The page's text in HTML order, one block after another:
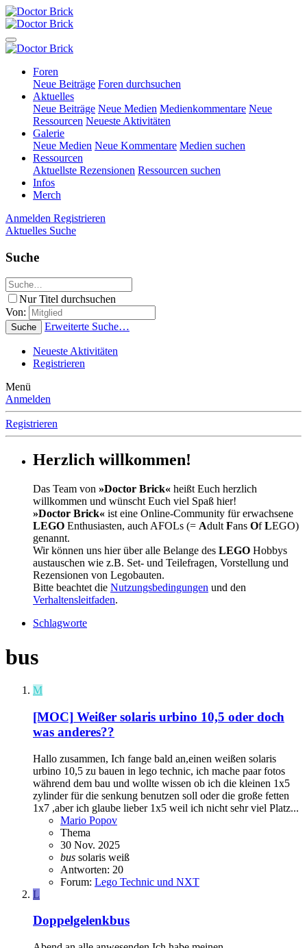
Foren
Neue Beiträge Foren durchsuchen
Aktuelles
Neue Beiträge Neue Medien Medienkommentare Neue
Ressourcen Neueste Aktivitäten
Galerie
Neue Medien Neue Kommentare Medien suchen
Ressourcen
Aktuellste Rezensionen Ressourcen suchen
Infos
Merch
Anmelden Registrieren
Aktuelles Suche
Suche
Nur Titel durchsuchen
Von:
Suche Erweiterte Suche…
Neueste Aktivitäten
Registrieren
Menü
Anmelden
Registrieren
Herzlich willkommen!
Das Team von »Doctor Brick« heißt Euch herzlich
willkommen und wünscht Euch viel Spaß hier!
»Doctor Brick« ist eine Online-Community für erwachsene
LEGO Enthusiasten, auch AFOLs (= Adult Fans OfLEGO)
genannt.
Wir können uns hier über alle Belange des LEGO Hobbys
austauschen wie z.B. Set- und Teilefragen, Vorstellung und
Rezensionen von Legobauten.
Bitte beachtet die Nutzungsbedingungen und den
Verhaltensleitfaden.
Schlagworte
bus
M
[MOC] Weißer solaris urbino 10,5 oder doch
was anderes??
Hallo zusammen, Ich fange bald an,einen weißen solaris
urbino 10,5 zu bauen in lego technic, ich mache paar fotos
während dem bau und wollte wissen ob ich die kleinen 1x5
zylinder für die senkung benutzen soll oder die große fetten
1x7 ,aber ich glaube lieber 1x5 weil ich nicht sehr viel Platz...
Mario Popov
Thema
30 Nov. 2025
bus solaris weiß
Antworten: 20
Forum: Lego Technic und NXT
L
Doppelgelenkbus